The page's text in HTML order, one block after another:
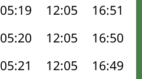
05:19 12:05 16:51
05:20 12:05 16:50
05:21 12:05 16:49